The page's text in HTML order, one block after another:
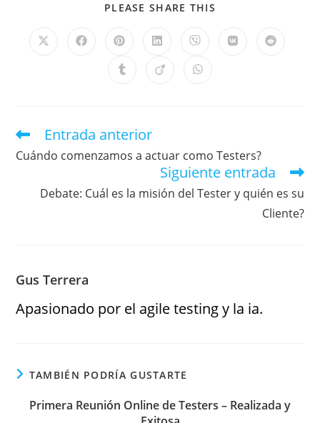
PLEASE SHARE THIS
Entrada anterior
Cuándo comenzamos a actuar como Testers?
Siguiente entrada
Debate: Cuál es la misión del Tester y quién es su
Cliente?
Gus Terrera
Apasionado por el agile testing y la ia.
TAMBIÉN PODRÍA GUSTARTE
Primera Reunión Online de Testers – Realizada y